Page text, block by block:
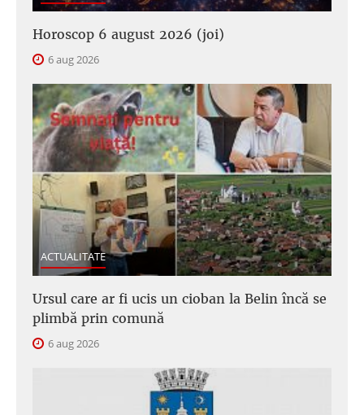
Horoscop 6 august 2026 (joi)
6 aug 2026
ACTUALITATE
Ursul care ar fi ucis un cioban la Belin încă se
plimbă prin comună
6 aug 2026